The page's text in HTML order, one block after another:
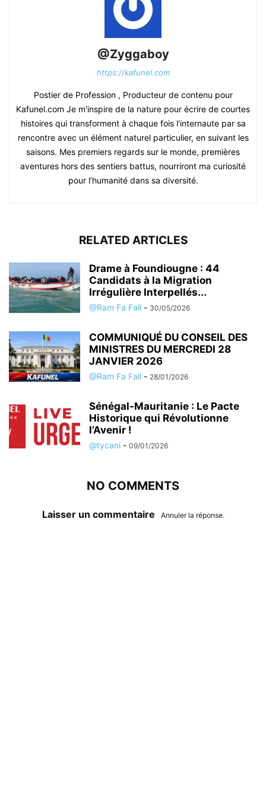
@Zyggaboy
https://kafunel.com
Postier de Profession , Producteur de contenu pour
Kafunel.com Je m'inspire de la nature pour écrire de courtes
histoires qui transforment à chaque fois l'internaute par sa
rencontre avec un élément naturel particulier, en suivant les
saisons. Mes premiers regards sur le monde, premières
aventures hors des sentiers battus, nourriront ma curiosité
pour l’humanité dans sa diversité.
RELATED ARTICLES
Drame à Foundiougne : 44
Candidats à la Migration
Irrégulière Interpellés...
@Ram Fa Fall - 30/05/2026
COMMUNIQUÉ DU CONSEIL DES
MINISTRES DU MERCREDI 28
JANVIER 2026
@Ram Fa Fall - 28/01/2026
Sénégal-Mauritanie : Le Pacte
Historique qui Révolutionne
l’Avenir !
@tycani - 09/01/2026
NO COMMENTS
Laisser un commentaire Annuler la réponse.